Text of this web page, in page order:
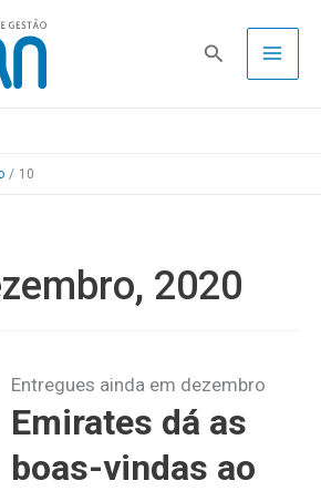
Pesquisa
10
2020
Entregues ainda em dezembro
Emirates dá as
boas-vindas ao